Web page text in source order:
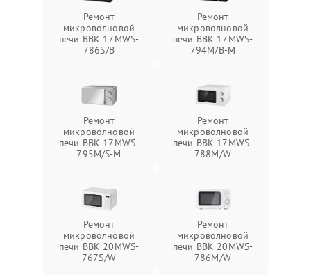
Ремонт
микроволновой
печи BBK 17MWS-
786S/B
Ремонт
микроволновой
печи BBK 17MWS-
794M/B-M
Ремонт
микроволновой
печи BBK 17MWS-
795M/S-M
Ремонт
микроволновой
печи BBK 17MWS-
788M/W
Ремонт
микроволновой
печи BBK 20MWS-
767S/W
Ремонт
микроволновой
печи BBK 20MWS-
786M/W